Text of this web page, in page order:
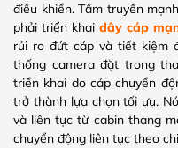
điều khiển. Tầm truyền
phải triển khaidây cáp
rủi ro đứt cáp và tiết kiệm
thống camera đặt trong
triển khai do cáp chuyển
trở thành lựa chọn tối ưu.
và liên tục từ cabin thang
chuyển động liên tục theo